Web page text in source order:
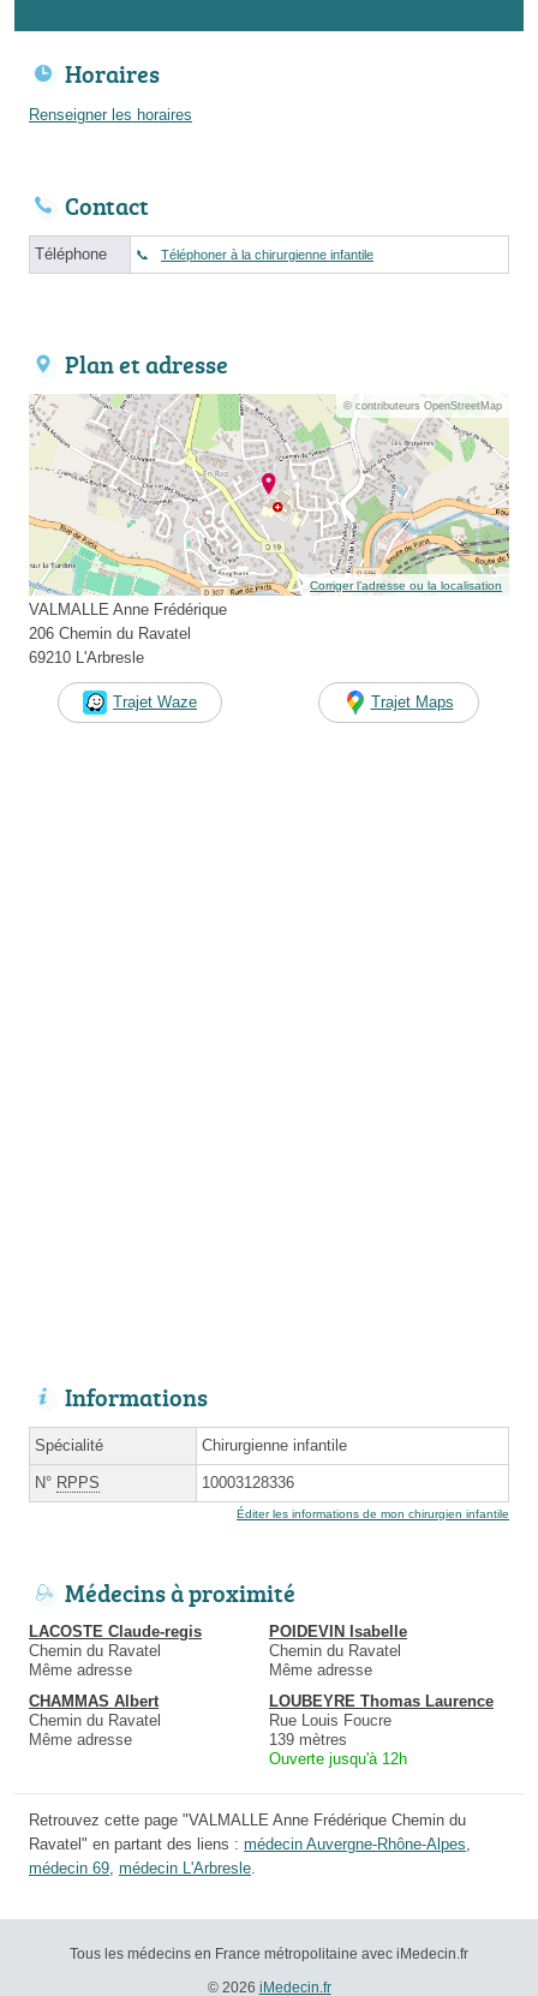
Horaires
Renseigner les horaires
Contact
Téléphone Téléphoner à la chirurgienne infantile
Plan et adresse
© contributeurs OpenStreetMap
Corriger l’adresse ou la localisation
VALMALLE Anne Frédérique
206 Chemin du Ravatel
69210 L'Arbresle
Trajet Waze Trajet Maps
Informations
Spécialité Chirurgienne infantile
N° RPPS 10003128336
Éditer les informations de mon chirurgien infantile
Médecins à proximité
LACOSTE Claude-regis
Chemin du Ravatel
Même adresse
POIDEVIN Isabelle
Chemin du Ravatel
Même adresse
CHAMMAS Albert
Chemin du Ravatel
Même adresse
LOUBEYRE Thomas Laurence
Rue Louis Foucre
139 mètres
Ouverte jusqu'à 12h
Retrouvez cette page "VALMALLE Anne Frédérique Chemin du
Ravatel" en partant des liens : médecin Auvergne-Rhône-Alpes,
médecin 69, médecin L'Arbresle.
Tous les médecins en France métropolitaine avec iMedecin.fr
© 2026 iMedecin.fr